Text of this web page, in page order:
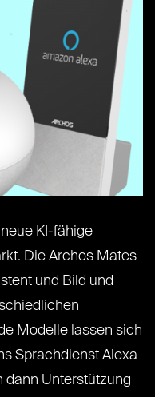
KI-fähige
Die Archos Mates
und Bild und
Modelle lassen sich
Sprachdienst Alexa
dann Unterstützung